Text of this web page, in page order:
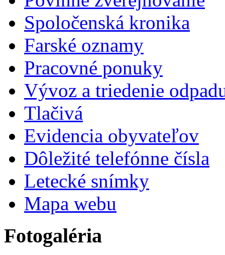
Spoločenská kronika
Farské oznamy
Pracovné ponuky
Vývoz a triedenie
Tlačivá
Evidencia obyvateľov
Dôležité telefónne čísla
Letecké snímky
Mapa webu
Fotogaléria